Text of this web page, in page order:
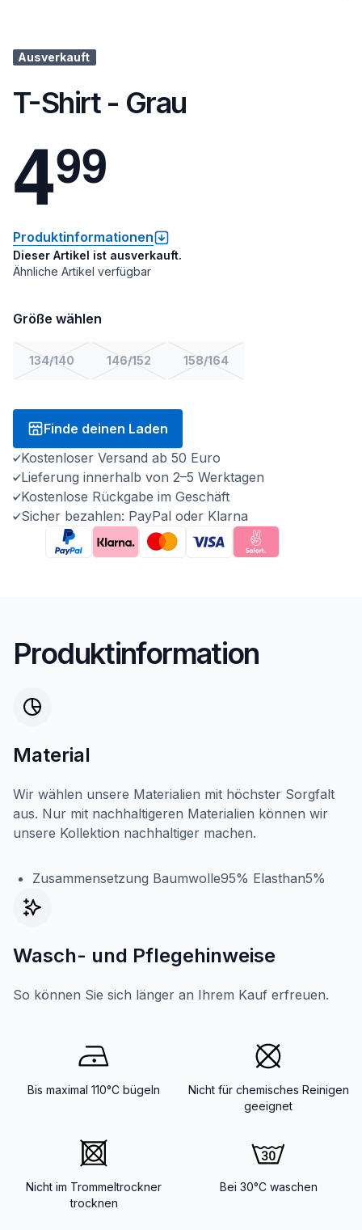
Ausverkauft
T-Shirt - Grau
499
Produktinformationen
Dieser Artikel ist ausverkauft.
Ähnliche Artikel verfügbar
Größe wählen
134/140 146/152 158/164
Finde deinen Laden
Kostenloser Versand ab 50 Euro
Lieferung innerhalb von 2–5 Werktagen
Kostenlose Rückgabe im Geschäft
Sicher bezahlen: PayPal oder Klarna
Produktinformation
Material
Wir wählen unsere Materialien mit höchster Sorgfalt
aus. Nur mit nachhaltigeren Materialien können wir
unsere Kollektion nachhaltiger machen.
Zusammensetzung Baumwolle95% Elasthan5%
Wasch- und Pflegehinweise
So können Sie sich länger an Ihrem Kauf erfreuen.
Bis maximal 110°C bügeln
Nicht für chemisches Reinigen
geeignet
Nicht im Trommeltrockner
trocknen
Bei 30°C waschen